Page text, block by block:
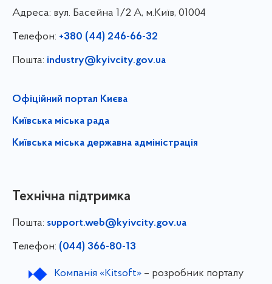
Адреса: вул. Басейна 1/⁠2 А, м.Київ, 01004
Телефон: +380 (44) 246-66-32
Пошта: industry@kyivcity.gov.ua
Офіційний портал Києва
Київська міська рада
Київська міська державна адміністрація
Технічна підтримка
Пошта: support.web@kyivcity.gov.ua
Телефон: (044) 366-80-13
Компанія «Kitsoft»– розробник порталу